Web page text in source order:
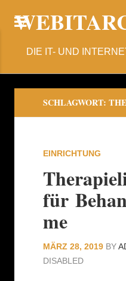
DIE IT- UND
SCHLAGWORT:
EINRICHTUNG
für
me
MÄRZ 28, 2019 BY
DISABLED